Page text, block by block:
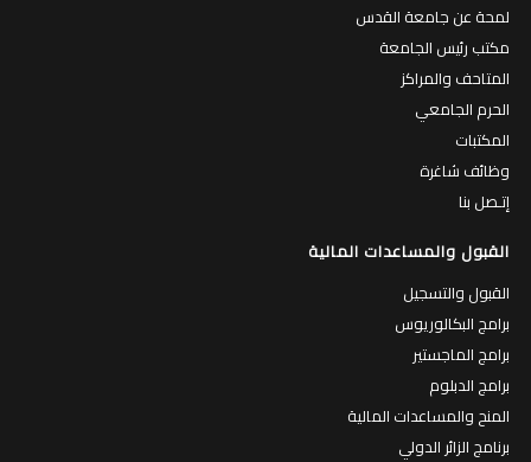
لمحة عن جامعة القدس
مكتب رئيس الجامعة
المتاحف والمراكز
الحرم الجامعي
المكتبات
وظائف شاغرة
إتـصل بنا
القبول والمساعدات المالية
القبول والتسجيل
برامج البكالوريوس
برامج الماجستير
برامج الدبلوم
المنح والمساعدات المالية
برنامج الزائر الدولي